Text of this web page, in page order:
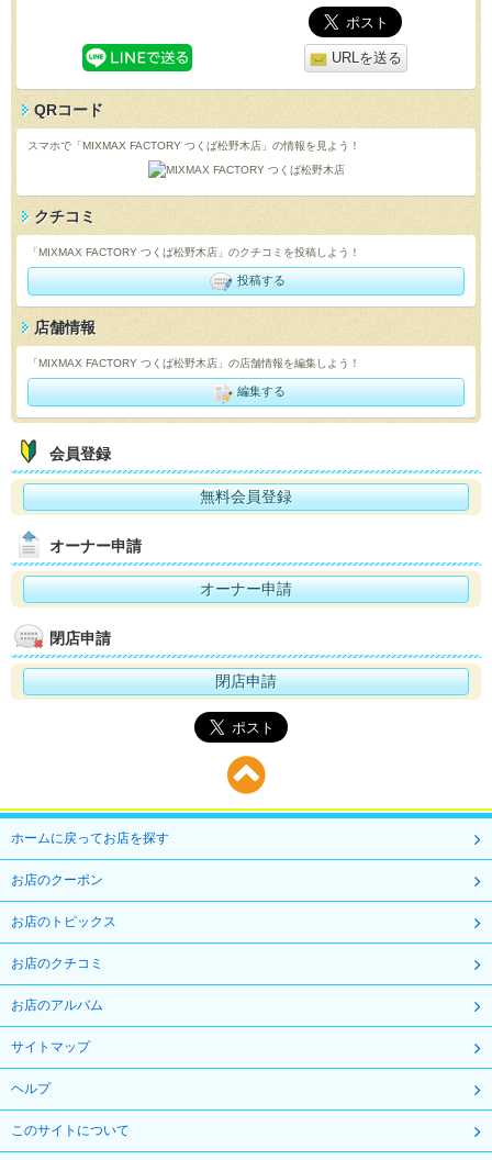
URLを送る
QRコード
スマホで「MIXMAX FACTORY つくば松野木店」の情報を見よう！
クチコミ
「MIXMAX FACTORY つくば松野木店」のクチコミを投稿しよう！
投稿する
店舗情報
「MIXMAX FACTORY つくば松野木店」の店舗情報を編集しよう！
編集する
会員登録
無料会員登録
オーナー申請
オーナー申請
閉店申請
閉店申請
ホームに戻ってお店を探す
お店のクーポン
お店のトピックス
お店のクチコミ
お店のアルバム
サイトマップ
ヘルプ
このサイトについて